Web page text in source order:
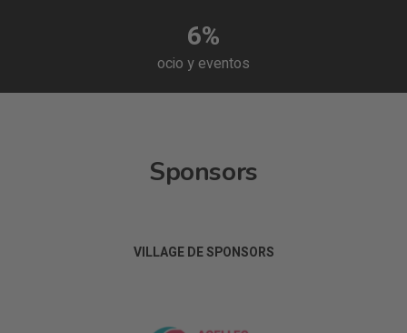
ocio y eventos
6%
Sponsors
VILLAGE DE SPONSORS